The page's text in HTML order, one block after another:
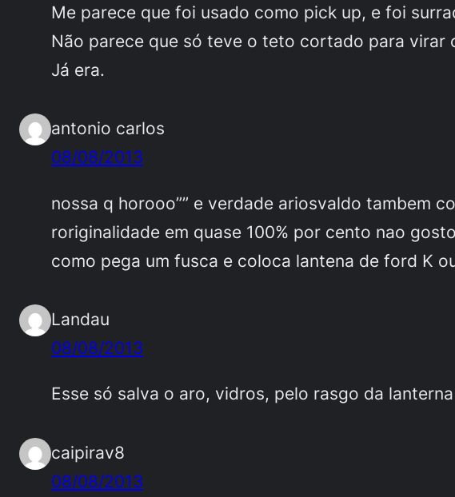
Me parece que foi usado como pick up, e foi
Não parece que só teve o teto cortado para virar
Já era.
antonio carlos
08/08/2013
nossa q horooo”” e verdade ariosvaldo tambem
roriginalidade em quase 100% por cento nao
como pega um fusca e coloca lantena de ford K
Landau
08/08/2013
Esse só salva o aro, vidros, pelo rasgo da
caipirav8
08/08/2013